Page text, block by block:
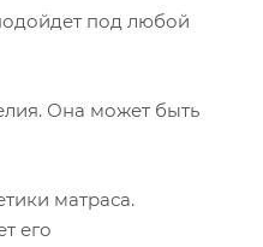
под любой
Она может быть
матраса.
его